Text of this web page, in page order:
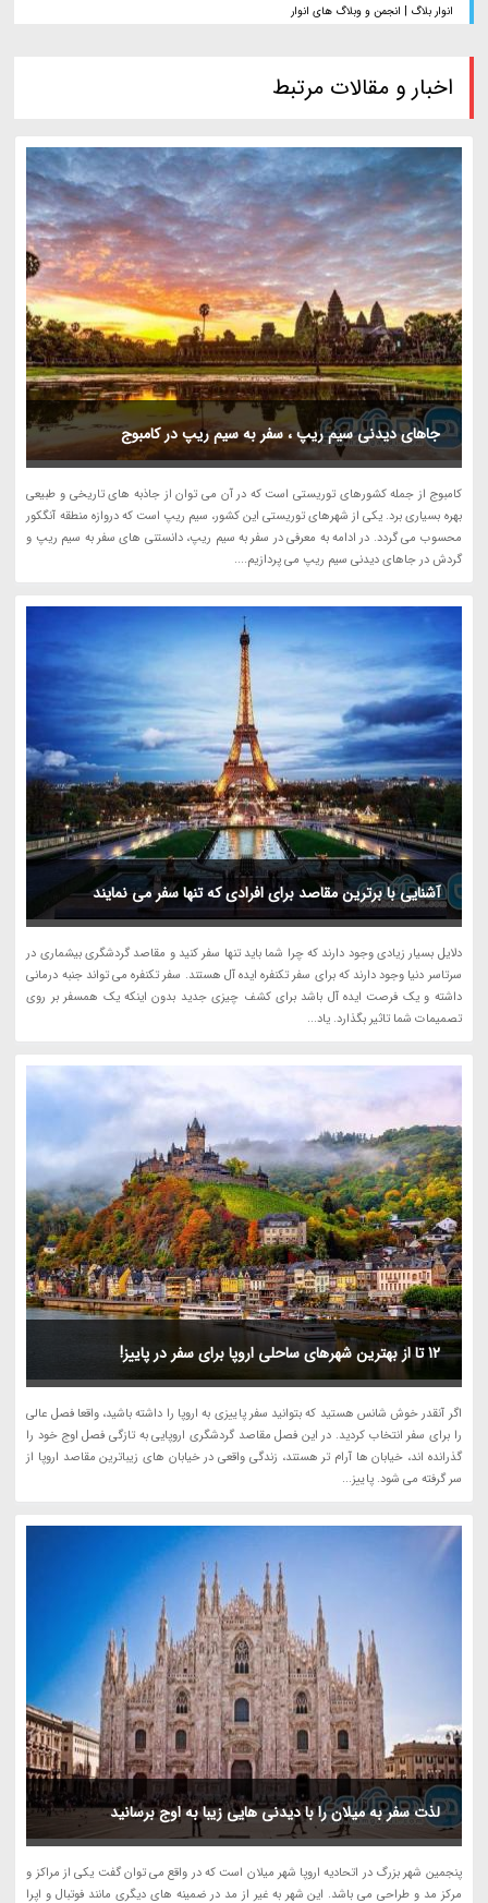
انوار بلاگ | انجمن و وبلاگ های انوار
اخبار و مقالات مرتبط
جاهای دیدنی سیم ریپ ، سفر به سیم ریپ در کامبوج
کامبوج از جمله کشورهای توریستی است که در آن می توان از جاذبه های تاریخی و طبیعی
بهره بسیاری برد. یکی از شهرهای توریستی این کشور، سیم ریپ است که دروازه منطقه آنگکور
محسوب می گردد. در ادامه به معرفی در سفر به سیم ریپ، دانستنی های سفر به سیم ریپ و
گردش در جاهای دیدنی سیم ریپ می پردازیم....
آشنایی با برترین مقاصد برای افرادی که تنها سفر می نمایند
دلایل بسیار زیادی وجود دارند که چرا شما باید تنها سفر کنید و مقاصد گردشگری بیشماری در
سرتاسر دنیا وجود دارند که برای سفر تکنفره ایده آل هستند. سفر تکنفره می تواند جنبه درمانی
داشته و یک فرصت ایده آل باشد برای کشف چیزی جدید بدون اینکه یک همسفر بر روی
تصمیمات شما تاثیر بگذارد. یاد...
12 تا از بهترین شهرهای ساحلی اروپا برای سفر در پاییز!
اگر آنقدر خوش شانس هستید که بتوانید سفر پاییزی به اروپا را داشته باشید، واقعا فصل عالی
را برای سفر انتخاب کردید. در این فصل مقاصد گردشگری اروپایی به تازگی فصل اوج خود را
گذرانده اند، خیابان ها آرام تر هستند، زندگی واقعی در خیابان های زیباترین مقاصد اروپا از
سر گرفته می شود. پاییز...
لذت سفر به میلان را با دیدنی هایی زیبا به اوج برسانید
پنجمین شهر بزرگ در اتحادیه اروپا شهر میلان است که در واقع می توان گفت یکی از مراکز و
مرکز مد و طراحی می باشد. این شهر به غیر از مد در ضمینه های دیگری مانند فوتبال و اپرا